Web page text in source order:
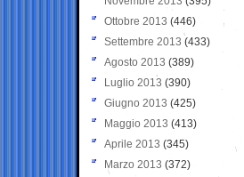
Ottobre 2013 (446)
Settembre 2013 (433)
Agosto 2013 (389)
Luglio 2013 (390)
Giugno 2013 (425)
Maggio 2013 (413)
Aprile 2013 (345)
Marzo 2013 (372)